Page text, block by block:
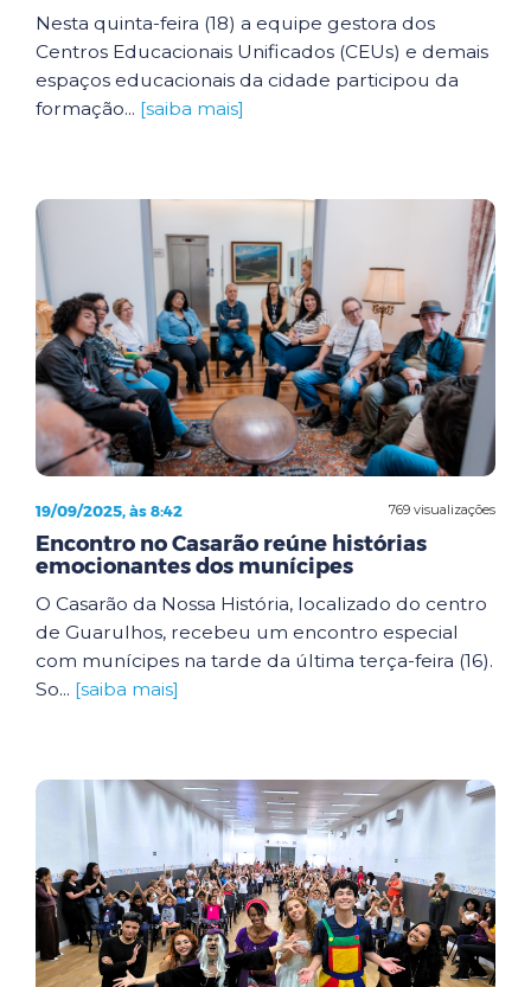
Nesta quinta-feira (18) a equipe gestora dos
Centros Educacionais Unificados (CEUs) e demais
espaços educacionais da cidade participou da
formação... [saiba mais]
769 visualizações
19/09/2025, às 8:42
Encontro no Casarão reúne histórias
emocionantes dos munícipes
O Casarão da Nossa História, localizado do centro
de Guarulhos, recebeu um encontro especial
com munícipes na tarde da última terça-feira (16).
So... [saiba mais]